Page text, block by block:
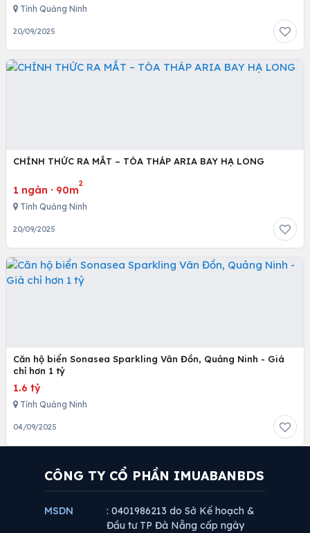
Tỉnh Quảng Ninh
20/09/2025
CHÍNH THỨC RA MẮT – TÒA THÁP ARIA BAY HẠ LONG
1 ngàn · 90m
2
Tỉnh Quảng Ninh
20/09/2025
Căn hộ biển Sonasea Sparkling Vân Đồn, Quảng Ninh - Giá
chỉ hơn 1 tỷ
1.6 tỷ
Tỉnh Quảng Ninh
04/09/2025
CÔNG TY CỔ PHẦN IMUABANBDS
MSDN
: 0401986213 do Sở Kế hoạch &
Đầu tư TP Đà Nẵng cấp ngày